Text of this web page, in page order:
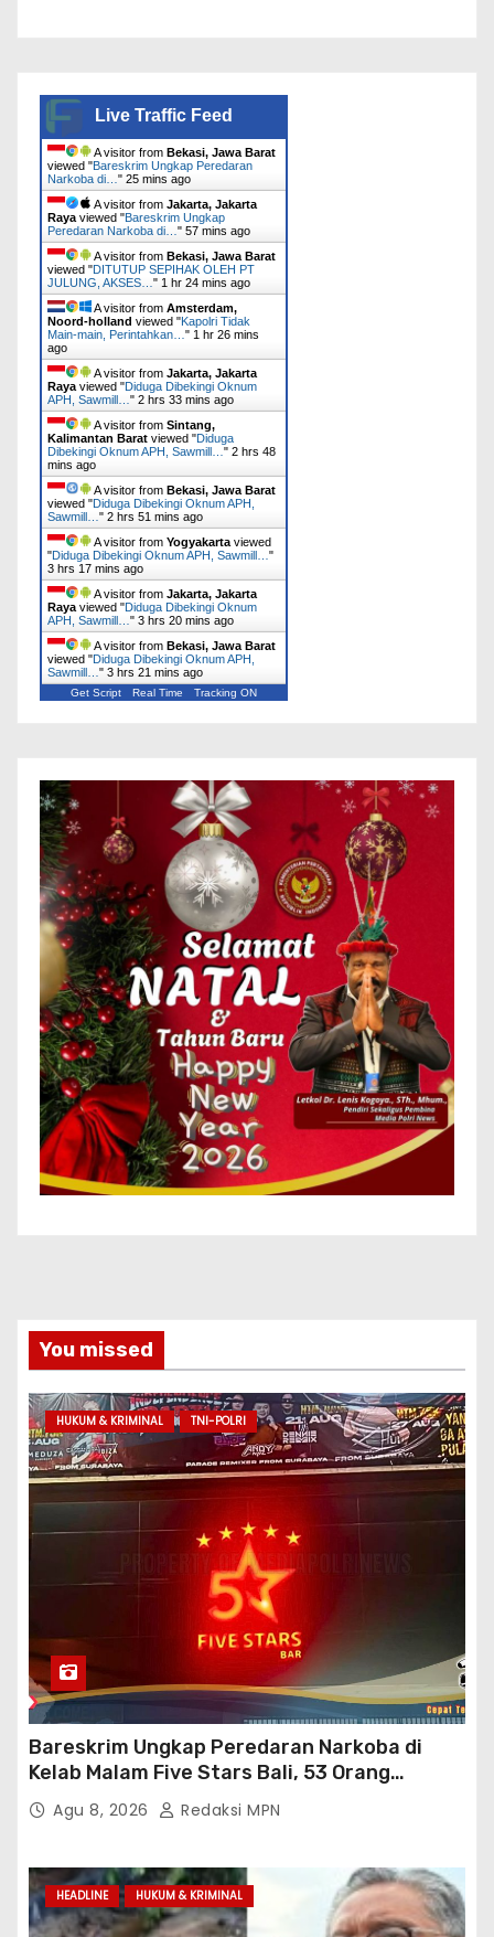
Live Traffic Feed
A visitor from Bekasi, Jawa Barat
viewed "Bareskrim Ungkap Peredaran
Narkoba di… " 25 mins ago
A visitor from Jakarta, Jakarta
Raya viewed "Bareskrim Ungkap
Peredaran Narkoba di… " 58 mins ago
A visitor from Bekasi, Jawa Barat
viewed "DITUTUP SEPIHAK OLEH PT
JULUNG, AKSES… " 1 hr 24 mins ago
A visitor from Amsterdam,
Noord-holland viewed "Kapolri Tidak
Main-main, Perintahkan… " 1 hr 26 mins
ago
A visitor from Jakarta, Jakarta
Raya viewed "Diduga Dibekingi Oknum
APH, Sawmill… " 2 hrs 33 mins ago
A visitor from Sintang,
Kalimantan Barat viewed "Diduga
Dibekingi Oknum APH, Sawmill… " 2 hrs 48
mins ago
A visitor from Bekasi, Jawa Barat
viewed "Diduga Dibekingi Oknum APH,
Sawmill… " 2 hrs 51 mins ago
A visitor from Yogyakarta viewed
"Diduga Dibekingi Oknum APH, Sawmill… "
3 hrs 17 mins ago
A visitor from Jakarta, Jakarta
Raya viewed "Diduga Dibekingi Oknum
APH, Sawmill… " 3 hrs 20 mins ago
A visitor from Bekasi, Jawa Barat
viewed "Diduga Dibekingi Oknum APH,
Sawmill… " 3 hrs 21 mins ago
Get Script Real Time Tracking ON
You missed
HUKUM & KRIMINAL TNI-POLRI
Bareskrim Ungkap Peredaran Narkoba di
Kelab Malam Five Stars Bali, 53 Orang
Diamankan
Agu 8, 2026 Redaksi MPN
HEADLINE HUKUM & KRIMINAL